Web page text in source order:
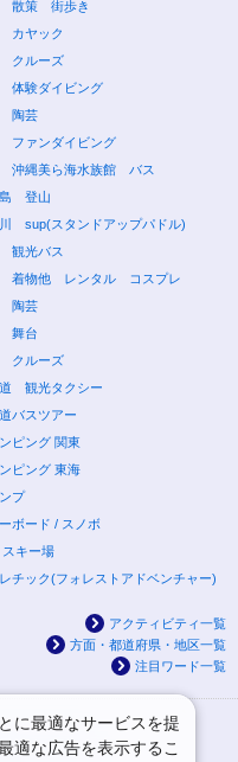
散策 街歩き
カヤック
クルーズ
体験ダイビング
陶芸
ファンダイビング
沖縄美ら海水族館 バス
島 登山
sup(スタンドアップパドル)
観光バス
着物他 レンタル コスプレ
陶芸
舞台
クルーズ
観光タクシー
バスツアー
ピング 関東
ピング 東海
プ
ボード / スノボ
スキー場
チック(フォレストアドベンチャー)
アクティビティ一覧
方面・都道府県・地区一覧
注目ワード一覧
バシーポリシー
に最適なサービスを提
適な広告を表示するこ